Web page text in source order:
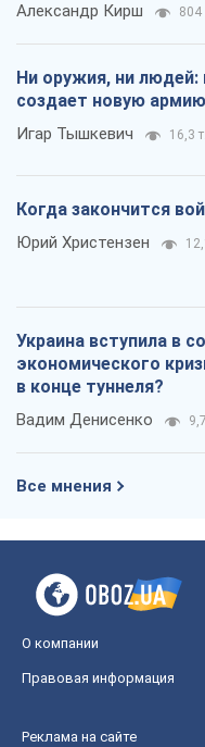
Александр Кирш 804
Ни оружия, ни
создает новую армию
Игар Тышкевич 16,3 т.
Когда закончится
Юрий Христензен
Украина вступила в
экономического
в конце туннеля?
Вадим Денисенко
Все мнения
О компании
Правовая информация
Реклама на сайте